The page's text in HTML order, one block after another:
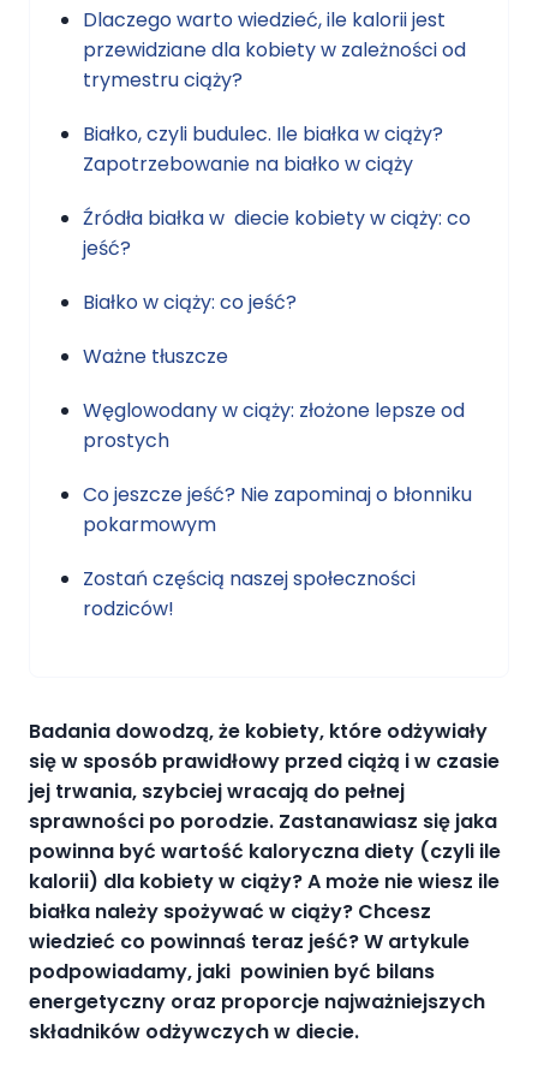
Dlaczego warto wiedzieć, ile kalorii jest
przewidziane dla kobiety w zależności od
trymestru ciąży?
Białko, czyli budulec. Ile białka w ciąży?
Zapotrzebowanie na białko w ciąży
Źródła białka w diecie kobiety w ciąży: co
jeść?
Białko w ciąży: co jeść?
Ważne tłuszcze
Węglowodany w ciąży: złożone lepsze od
prostych
Co jeszcze jeść? Nie zapominaj o błonniku
pokarmowym
Zostań częścią naszej społeczności
rodziców!
Badania dowodzą, że kobiety, które odżywiały
się w sposób prawidłowy przed ciążą i w czasie
jej trwania, szybciej wracają do pełnej
sprawności po porodzie. Zastanawiasz się jaka
powinna być wartość kaloryczna diety (czyli ile
kalorii) dla kobiety w ciąży? A może nie wiesz ile
białka należy spożywać w ciąży? Chcesz
wiedzieć co powinnaś teraz jeść? W artykule
podpowiadamy, jaki powinien być bilans
energetyczny oraz proporcje najważniejszych
składników odżywczych w diecie.